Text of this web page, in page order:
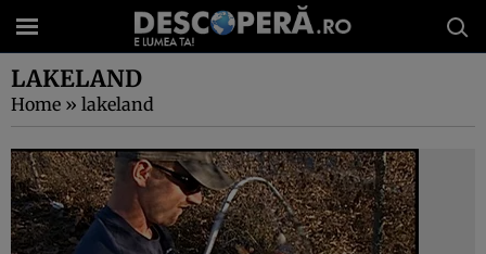
LAKELAND
Home » lakeland